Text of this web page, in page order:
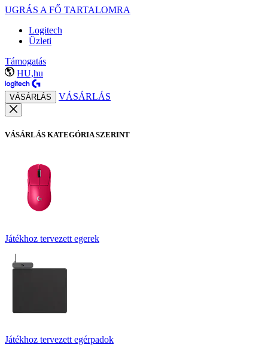
UGRÁS A FŐ TARTALOMRA
Logitech
Üzleti
Támogatás
HU,hu
VÁSÁRLÁS VÁSÁRLÁS
VÁSÁRLÁS KATEGÓRIA SZERINT
Játékhoz tervezett egerek
Játékhoz tervezett egérpadok